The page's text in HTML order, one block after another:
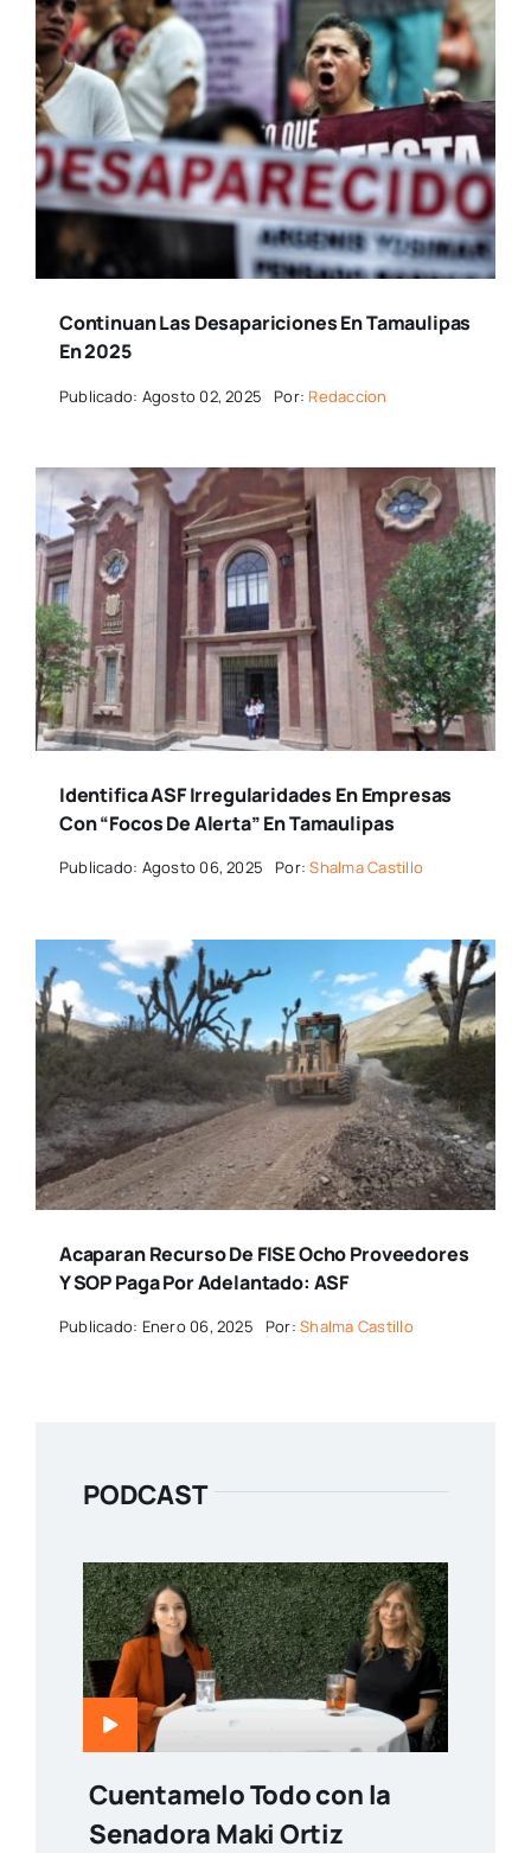
Continuan Las Desapariciones En Tamaulipas
En 2025
Publicado: Agosto 02, 2025 Por: Redaccion
Identifica ASF Irregularidades En Empresas
Con “focos De Alerta” En Tamaulipas
Publicado: Agosto 06, 2025 Por:Shalma Castillo
Acaparan Recurso De FISE Ocho Proveedores
Y SOP Paga Por Adelantado: ASF
Publicado: Enero 06, 2025 Por:Shalma Castillo
PODCAST
Cuentamelo Todo con la
Senadora Maki Ortiz